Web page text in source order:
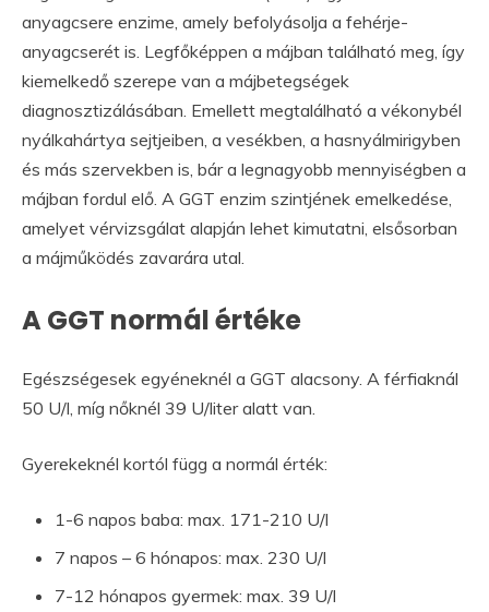
anyagcsere enzime, amely befolyásolja a fehérje-
anyagcserét is. Legfőképpen a májban található meg, így
kiemelkedő szerepe van a májbetegségek
diagnosztizálásában. Emellett megtalálható a vékonybél
nyálkahártya sejtjeiben, a vesékben, a hasnyálmirigyben
és más szervekben is, bár a legnagyobb mennyiségben a
májban fordul elő. A GGT enzim szintjének emelkedése,
amelyet vérvizsgálat alapján lehet kimutatni, elsősorban
a májműködés zavarára utal.
A GGT normál értéke
Egészségesek egyéneknél a GGT alacsony. A férfiaknál
50 U/l, míg nőknél 39 U/liter alatt van.
Gyerekeknél kortól függ a normál érték:
1-6 napos baba: max. 171-210 U/l
7 napos – 6 hónapos: max. 230 U/l
7-12 hónapos gyermek: max. 39 U/l